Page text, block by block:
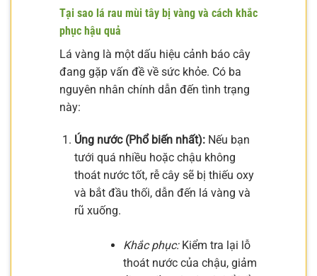
Tại sao lá rau mùi tây bị vàng và cách khắc
phục hậu quả
Lá vàng là một dấu hiệu cảnh báo cây
đang gặp vấn đề về sức khỏe. Có ba
nguyên nhân chính dẫn đến tình trạng
này:
Úng nước (Phổ biến nhất):Nếu bạn
tưới quá nhiều hoặc chậu không
thoát nước tốt, rễ cây sẽ bị thiếu oxy
và bắt đầu thối, dẫn đến lá vàng và
rũ xuống.
Khắc phục:Kiểm tra lại lỗ
thoát nước của chậu, giảm